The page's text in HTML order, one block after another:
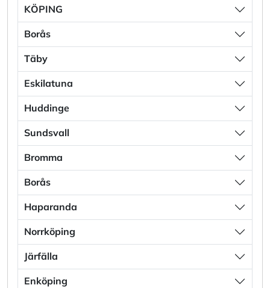
KÖPING
Borås
Täby
Eskilatuna
Huddinge
Sundsvall
Bromma
Borås
Haparanda
Norrköping
Järfälla
Enköping